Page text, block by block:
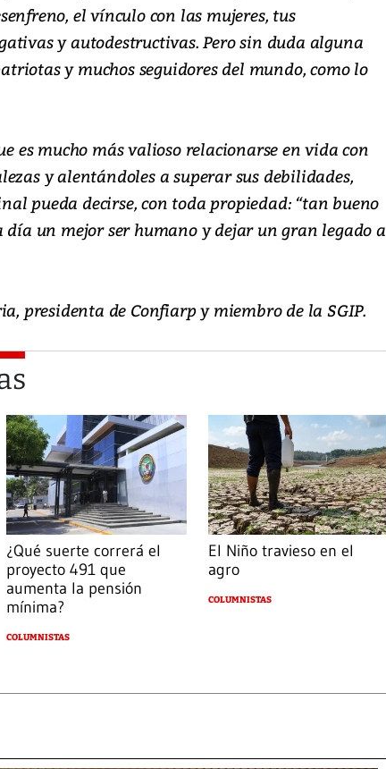
el vínculo con las mujeres, tus
y autodestructivas. Pero sin duda alguna
y muchos seguidores del mundo, como lo
es mucho más valioso relacionarse en vida con
y alentándoles a superar sus debilidades,
pueda decirse, con toda propiedad: “tan bueno
día un mejor ser humano y dejar un gran legado a
presidenta de Confiarp y miembro de la SGIP.
¿Qué suerte correrá el
proyecto 491 que
aumenta la pensión
mínima?
COLUMNISTAS
El Niño travieso en el
agro
COLUMNISTAS